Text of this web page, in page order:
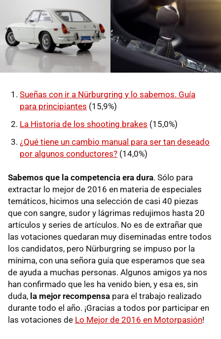
Sueñas con ir a Nürburgring y lo sabemos. Guía
para principiantes (15,9%)
La Historia de los shooting brakes (15,0%)
¿Qué tiene un cambio manual para ser tan deseado
por algunos conductores? (14,0%)
Sabemos que la competencia era dura. Sólo para
extractar lo mejor de 2016 en materia de especiales
temáticos, hicimos una selección de casi 40 piezas
que con sangre, sudor y lágrimas redujimos hasta 20
artículos y series de artículos. No es de extrañar que
las votaciones quedaran muy diseminadas entre todos
los candidatos, pero Nürburgring se impuso por la
mínima, con una señora guía que esperamos que sea
de ayuda a muchas personas. Algunos amigos ya nos
han confirmado que les ha venido bien, y esa es, sin
duda, la mejor recompensa para el trabajo realizado
durante todo el año. ¡Gracias a todos por participar en
las votaciones de Lo Mejor de 2016 en Motorpasión!